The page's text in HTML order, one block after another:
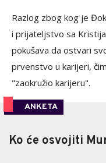
Razlog zbog kog je
i prijateljstvo sa
pokušava da ostvari
prvenstvo u karijeri,
"zaokružio karijeru".
ANKETA
Ko će osvojiti